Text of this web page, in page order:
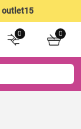
outlet15
0 0